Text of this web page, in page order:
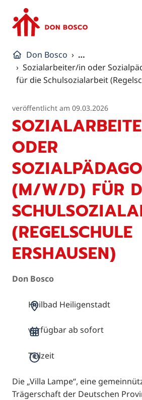
Don Bosco
…
Sozialarbeiter/in oder
für die Schulsozialarbeit
veröffentlicht am 09.03.2026
ODER
(M/W/D) FÜR
(REGELSCHULE
ERSHAUSEN)
Don Bosco
Heilbad Heiligenstadt
verfügbar ab sofort
Teilzeit
Die „Villa Lampe“, eine
Trägerschaft der Deutschen